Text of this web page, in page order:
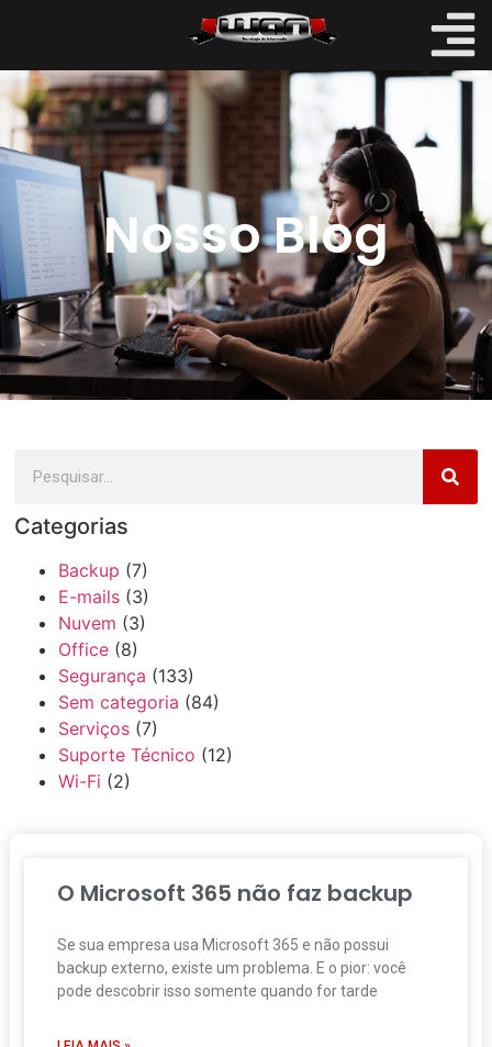
Nosso Blog
Categorias
Backup (7)
E-mails (3)
Nuvem (3)
Office (8)
Segurança (133)
Sem categoria (84)
Serviços (7)
Suporte Técnico (12)
Wi-Fi (2)
O Microsoft 365 não faz backup
Se sua empresa usa Microsoft 365 e não possui
backup externo, existe um problema. E o pior: você
pode descobrir isso somente quando for tarde